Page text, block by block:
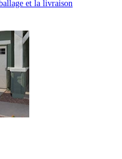
et la livraison